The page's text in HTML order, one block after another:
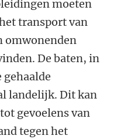
moeten
transport van
omwonenden
De baten, in
landelijk. Dit kan
gevoelens van
tegen het